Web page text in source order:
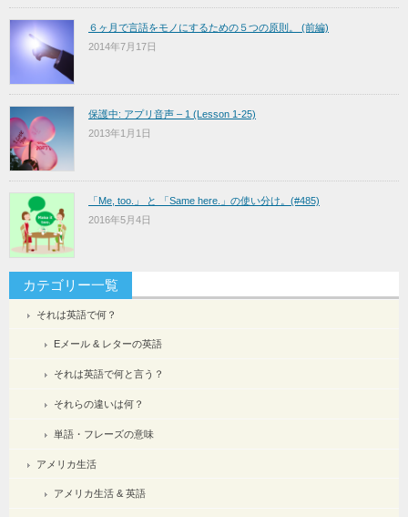
６ヶ月で言語をモノにするための５つの原則。 (前編)
2014年7月17日
保護中: アプリ音声 – 1 (Lesson 1-25)
2013年1月1日
「Me, too.」 と 「Same here.」の使い分け。(#485)
2016年5月4日
カテゴリー一覧
それは英語で何？
Eメール & レターの英語
それは英語で何と言う？
それらの違いは何？
単語・フレーズの意味
アメリカ生活
アメリカ生活 & 英語